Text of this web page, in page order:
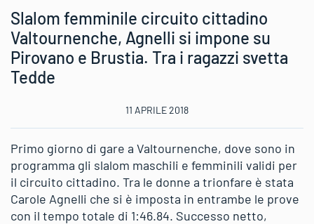
Slalom femminile circuito cittadino
Valtournenche, Agnelli si impone su
Pirovano e Brustia. Tra i ragazzi svetta
Tedde
11 APRILE 2018
Primo giorno di gare a Valtournenche, dove sono in
programma gli slalom maschili e femminili validi per
il circuito cittadino. Tra le donne a trionfare è stata
Carole Agnelli che si è imposta in entrambe le prove
con il tempo totale di 1:46.84. Successo netto,